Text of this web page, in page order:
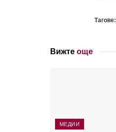
Тагове:
Вижте още
МЕДИИ